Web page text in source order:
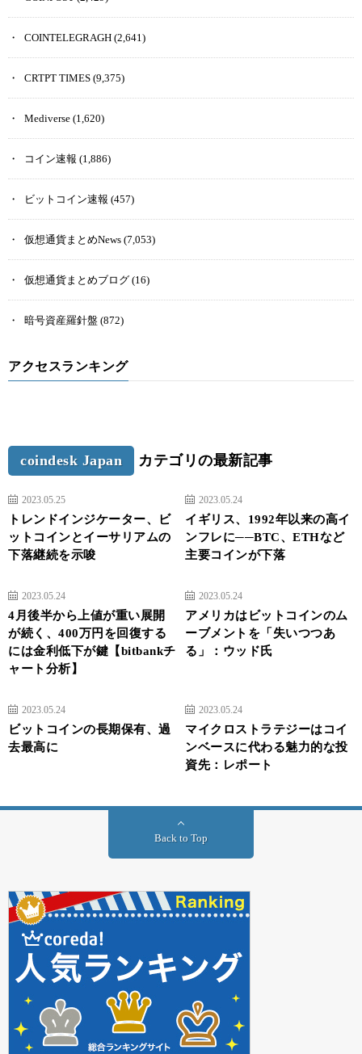
COINTELEGRAGH (2,641)
CRTPT TIMES (9,375)
Mediverse (1,620)
コイン速報 (1,886)
ビットコイン速報 (457)
仮想通貨まとめNews (7,053)
仮想通貨まとめブログ (16)
暗号資産羅針盤 (872)
アクセスランキング
coindesk Japan カテゴリの最新記事
2023.05.25
トレンドインジケーター、ビ
ットコインとイーサリアムの
下落継続を示唆
2023.05.24
イギリス、1992年以来の高イ
ンフレに──BTC、ETHなど
主要コインが下落
2023.05.24
4月後半から上値が重い展開
が続く、400万円を回復する
には金利低下が鍵【bitbankチ
ャート分析】
2023.05.24
アメリカはビットコインのム
ーブメントを「失いつつあ
る」：ウッド氏
2023.05.24
ビットコインの長期保有、過
去最高に
2023.05.24
マイクロストラテジーはコイ
ンベースに代わる魅力的な投
資先：レポート
Back to Top